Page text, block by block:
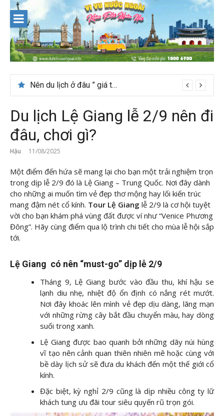
content
Nên du lịch ở đâu ” giá tốt” dịp lễ quốc khánh 2/9
Thời tiết tháng 7 ở Đài Loan có đẹp để du lịch?
Du lịch Lệ Giang lễ 2/9 nên đi
đâu, chơi gì?
Hậu 11/08/2025
Một điểm đến hứa sẽ mang lại cho bạn một trải nghiệm trọn
trong dịp lễ 2/9 đó là Lệ Giang – Trung Quốc. Nơi đây dành
cho những ai muốn tìm vẻ đẹp thơ mộng hay lối kiến trúc
mang đậm nét cổ kính. Tour Lệ Giang lễ 2/9 là cơ hội tuyệt
vời cho bạn khám phá vùng đất được ví như “Venice Phương
Đông”. Hãy cùng điểm qua lộ trình chi tiết cho mùa lễ hội sắp
tới.
Lệ Giang có nên “must-go” dịp lễ 2/9
Tháng 9, Lệ Giang bước vào đầu thu, khí hậu se
lạnh diu nhẹ, nhiệt độ ổn định có nắng rét mướt.
Nơi đây khoác lên mình vẻ đẹp dịu dàng, lãng mạn
với những rừng cây bắt đầu chuyển màu, hay dòng
suối trong xanh.
Lệ Giang được bao quanh bởi những dãy núi hùng
vĩ tạo nên cảnh quan thiên nhiên mê hoặc cùng với
bề dày lịch sử sẽ đưa du khách đến một thế giới cổ
kính.
Đặc biệt, kỳ nghỉ 2/9 cũng là dịp nhiều công ty lữ
khách tung ưu đãi tour siêu quyến rũ trọn gói.